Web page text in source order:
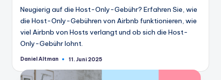
Neugierig auf die Host-Only-Gebühr? Erfahren Sie, wie
die Host-Only-Gebühren von Airbnb funktionieren, wie
viel Airbnb von Hosts verlangt und ob sich die Host-
Only-Gebühr lohnt.
Geschrieben
Daniel Altman 11. Juni 2025